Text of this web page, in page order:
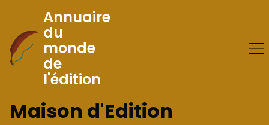
Skip
to
Content
Annuaire
du
monde
de
l'édition
Maison d'Edition